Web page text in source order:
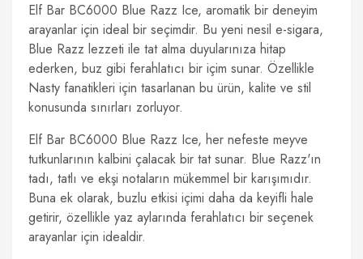
Elf Bar BC6000 Blue Razz Ice, aromatik bir deneyim
arayanlar için ideal bir seçimdir. Bu yeni nesil e-sigara,
Blue Razz lezzeti ile tat alma duyularınıza hitap
ederken, buz gibi ferahlatıcı bir içim sunar. Özellikle
Nasty fanatikleri için tasarlanan bu ürün, kalite ve stil
konusunda sınırları zorluyor.
Elf Bar BC6000 Blue Razz Ice, her nefeste meyve
tutkunlarının kalbini çalacak bir tat sunar. Blue Razz'ın
tadı, tatlı ve ekşi notaların mükemmel bir karışımıdır.
Buna ek olarak, buzlu etkisi içimi daha da keyifli hale
getirir, özellikle yaz aylarında ferahlatıcı bir seçenek
arayanlar için idealdir.